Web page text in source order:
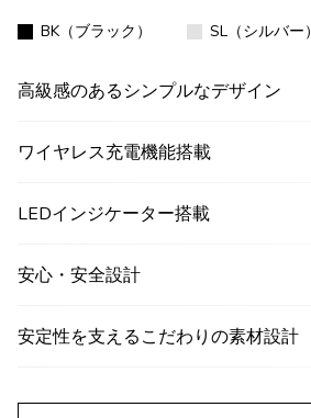
BK（ブラック） SL（シルバー）
高級感のあるシンプルなデザイン
ワイヤレス充電機能搭載
LEDインジケーター搭載
安心・安全設計
安定性を支えるこだわりの素材設計